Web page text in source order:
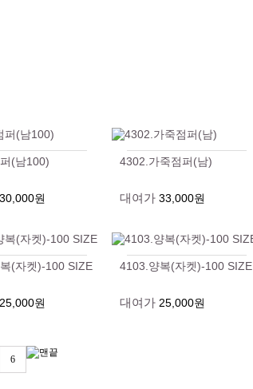
(남100)
30,000원
4302.가죽점퍼(남)
대여가 33,000원
(자켓)-100 SIZE
25,000원
4103.양복(자켓)-100 SIZE
대여가 25,000원
6